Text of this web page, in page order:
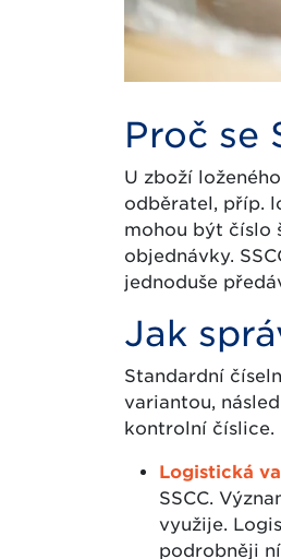
Proč se
U zboží
odběratel, příp.
mohou být číslo
objednávky.
jednoduše
Jak
Standardní
variantou,
kontrolní číslice.
Logistická
SSCC.
využije.
podrobněji